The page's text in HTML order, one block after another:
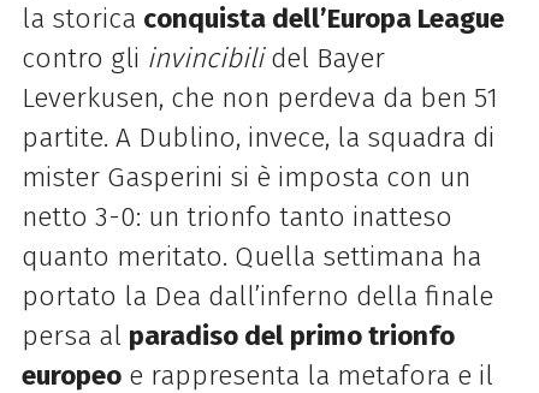
la storica conquista dell’Europa League
contro gli invincibilidel Bayer
Leverkusen, che non perdeva da ben 51
partite. A Dublino, invece, la squadra di
mister Gasperini si è imposta con un
netto 3-0: un trionfo tanto inatteso
quanto meritato. Quella settimana ha
portato la Dea dall’inferno della finale
persa al paradiso del primo trionfo
europeoe rappresenta la metafora e il